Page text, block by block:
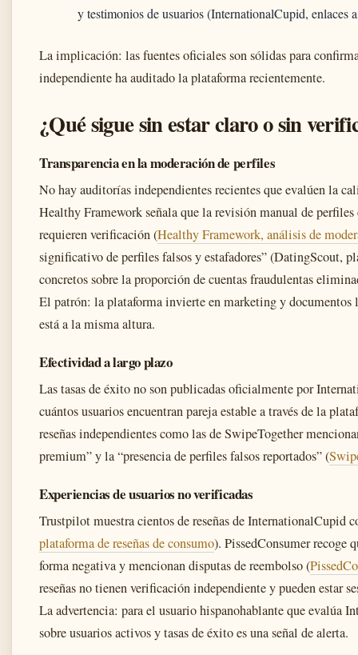
y testimonios de usuarios (InternationalCupid, enlaces
La implicación: las fuentes oficiales son sólidas para
independiente ha auditado la plataforma recientemente.
¿Qué sigue sin estar claro o sin
Transparencia en la moderación de perfiles
No hay auditorías independientes recientes que evalúen la
Healthy Framework señala que la revisión manual de
requieren verificación (Healthy Framework, análisis de
significativo de perfiles falsos y estafadores” (DatingScout,
concretos sobre la proporción de cuentas fraudulentas
El patrón: la plataforma invierte en marketing y documentos
está a la misma altura.
Efectividad a largo plazo
Las tasas de éxito no son publicadas oficialmente por
cuántos usuarios encuentran pareja estable a través de la
reseñas independientes como las de SwipeTogether
premium” y la “presencia de perfiles falsos reportados” (
Experiencias de usuarios no verificadas
Trustpilot muestra cientos de reseñas de InternationalCupid
plataforma de reseñas de consumo). PissedConsumer recoge
forma negativa y mencionan disputas de reembolso (
reseñas no tienen verificación independiente y pueden estar
La advertencia: para el usuario hispanohablante que evalúa
sobre usuarios activos y tasas de éxito es una señal de alerta.